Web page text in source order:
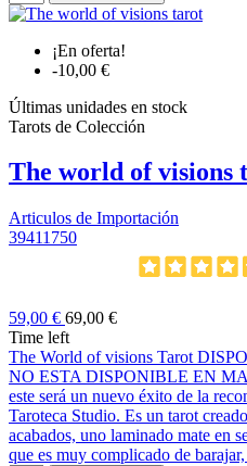
¡En oferta!
-10,00 €
Últimas unidades en stock
Tarots de Colección
The world of visions
Articulos de Importación
39411750
59,00 € 69,00 €
Time left
The World of visions Tarot
NO ESTA DISPONIBLE EN
este será un nuevo éxito de la
Taroteca Studio. Es un tarot
acabados, uno laminado mate en
que es muy complicado de